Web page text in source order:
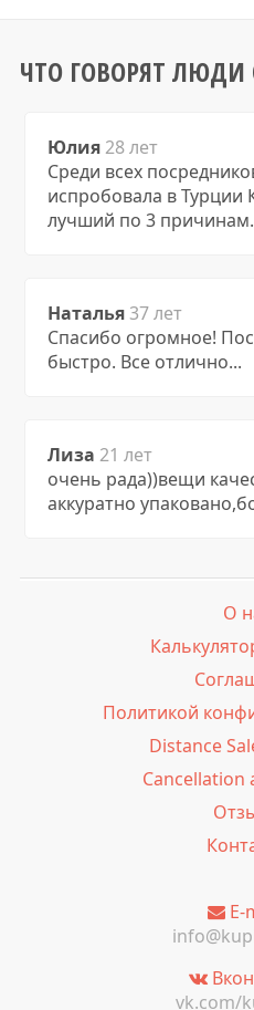
ЧТО ГОВОРЯТ ЛЮДИ
Юлия 28 лет
Среди всех
испробовала в Турции
лучший по 3
Наталья37 лет
Спасибо огромное!
быстро. Все отлично...
Лиза 21 лет
очень рада))вещи
аккуратно
О
Политикой
Distance
Cancellation
E-
vk.com/